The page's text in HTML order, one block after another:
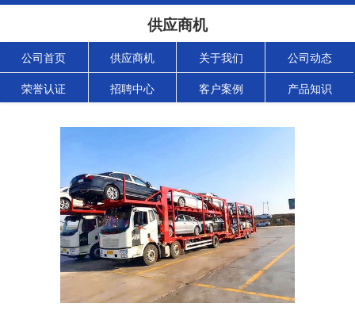
供应商机
公司首页 供应商机 关于我们 公司动态
荣誉认证 招聘中心 客户案例 产品知识